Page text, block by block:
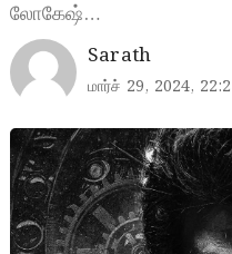
லோகேஷ்…
Sarath
மார்ச் 29, 2024,